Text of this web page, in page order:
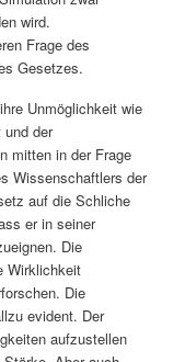
wird.
Frage des
Gesetzes.
Unmöglichkeit wie
der
mitten in der Frage
Wissenschaftlers der
auf die Schliche
er in seiner
Die
Wirklichkeit
Die
evident. Der
aufzustellen